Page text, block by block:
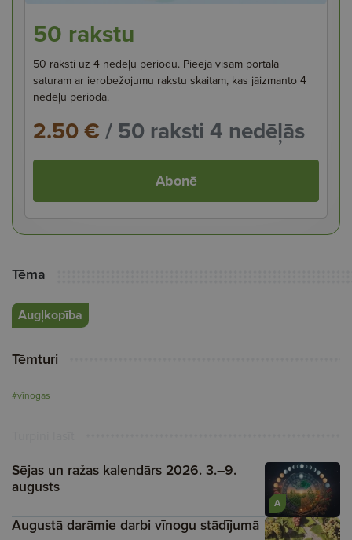
50 rakstu
50 raksti uz 4 nedēļu periodu. Pieeja visam portāla
saturam ar ierobežojumu rakstu skaitam, kas jāizmanto 4
nedēļu periodā.
2.50 €/ 50 raksti 4 nedēļās
Abonē
Tēma
Augļkopība
Tēmturi
#vīnogas
A
Sējas un ražas kalendārs 2026. 3.–9.
augusts
Augustā darāmie darbi vīnogu stādījumā